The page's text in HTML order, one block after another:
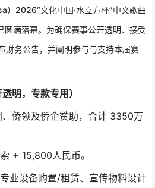
）2026“文化中国·水立方杯”中文歌曲
圆满落幕。为确保赛事公开透明、接受
财务公告，并阐明参与与支持本届赛
明，专款专用）
侨领及侨企赞助，合计 3350万
+ 15,800人民币。
业设备购置/租赁、宣传物料设计